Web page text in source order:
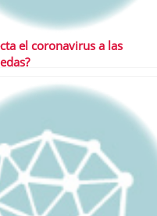
el coronavirus a las